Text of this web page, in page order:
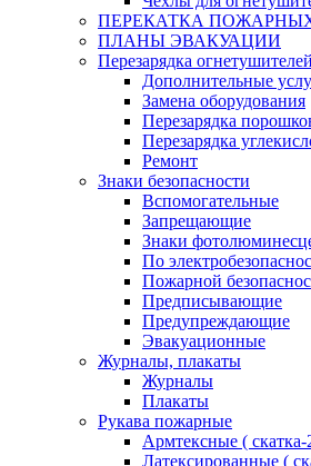
ПЕРЕКАТКА
ПЛАНЫ ЭВАКУАЦИИ
Перезарядка огнетушителей
Дополнительные
Замена оборудования
Перезарядка
Перезарядка
Ремонт
Знаки безопасности
Вспомогательные
Запрещающие
Знаки
По
Пожарной
Предписывающие
Предупреждающие
Эвакуационные
Журналы, плакаты
Журналы
Плакаты
Рукава пожарные
Армтексные (
Латексированные (